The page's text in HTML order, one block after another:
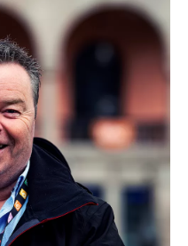
Disse er angitt i
siden.